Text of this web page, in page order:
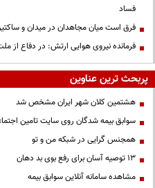
فساد
فرق است میان مجاهدان در میدان و
فرمانده نیروی هوایی ارتش: در دفاع از
پربحث ترین عناوین
هشتمین کلان شهر ایران مشخص شد
سوابق بیمه شدگان روی سایت تامین
همجنس گرایی در شبکه من و تو
13 توصیه آسان برای رفع بوی بد دهان
مشاهده سامانه آنلاين سوابق بیمه